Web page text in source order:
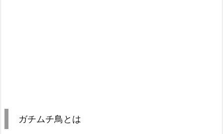
ガチムチ鳥とは